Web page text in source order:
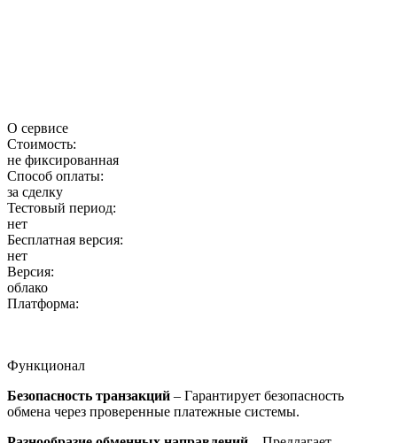
О сервисе
Стоимость:
не фиксированная
Способ оплаты:
за сделку
Тестовый период:
нет
Бесплатная версия:
нет
Версия:
облако
Платформа:
Функционал
Безопасность транзакций – Гарантирует безопасность
обмена через проверенные платежные системы.